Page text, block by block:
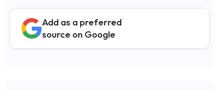
Add as a preferred
source on Google